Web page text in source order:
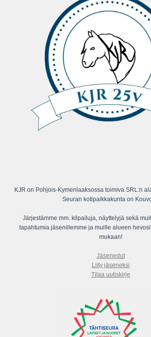
KJR on Pohjois-Kymenlaaksossa toimiva SRL:n
Seuran kotipaikkakunta on
Järjestämme mm. kilpailuja, näyttelyjä sekä
tapahtumia jäsenillemme ja muille alueen
mukaan!
Jäsenedut
Liity jäseneksi
Tilaa uutiskirje